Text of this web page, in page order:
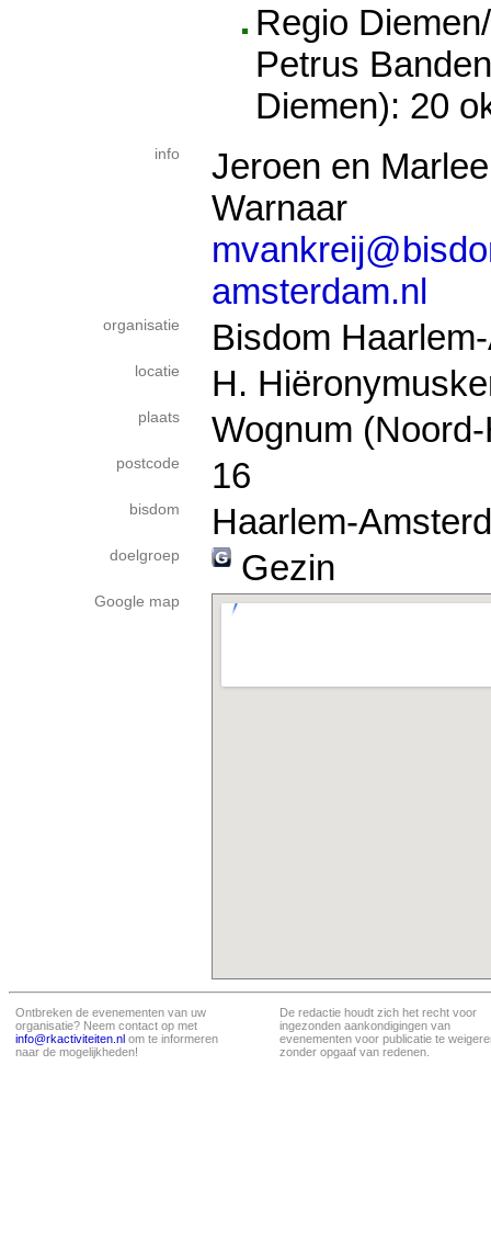
Regio
Petrus
Diemen): 20
info
Jeroen en
Warnaar
amsterdam.nl
organisatie Bisdom
locatie H.
plaats Wognum
postcode 16
bisdom Haarlem-
doelgroep Gezin
Google map
Ontbreken de evenementen van uw
organisatie? Neem contact op met
info@rkactiviteiten.nl om te informeren
naar de mogelijkheden!
De redactie houdt zich het recht voor
ingezonden aankondigingen van
evenementen voor publicatie te
zonder opgaaf van redenen.